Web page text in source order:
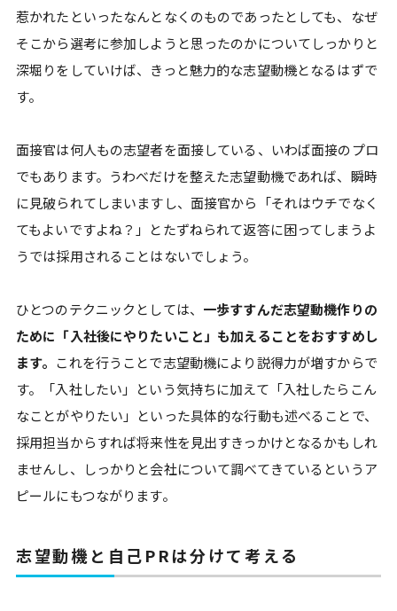
惹かれたといったなんとなくのものであったとしても、なぜ
そこから選考に参加しようと思ったのかについてしっかりと
深堀りをしていけば、きっと魅力的な志望動機となるはずで
す。
面接官は何人もの志望者を面接している、いわば面接のプロ
でもあります。うわべだけを整えた志望動機であれば、瞬時
に見破られてしまいますし、面接官から「それはウチでなく
てもよいですよね？」とたずねられて返答に困ってしまうよ
うでは採用されることはないでしょう。
ひとつのテクニックとしては、 一歩すすんだ志望動機作りの
ために「入社後にやりたいこと」も加えることをおすすめし
ます。 これを行うことで志望動機により説得力が増すからで
す。「入社したい」という気持ちに加えて「入社したらこん
なことがやりたい」といった具体的な行動も述べることで、
採用担当からすれば将来性を見出すきっかけとなるかもしれ
ませんし、しっかりと会社について調べてきているというア
ピールにもつながります。
志望動機と自己PRは分けて考える